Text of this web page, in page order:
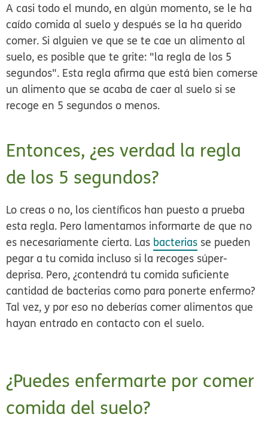
A casi todo el mundo, en algún momento, se le ha
caído comida al suelo y después se la ha querido
comer. Si alguien ve que se te cae un alimento al
suelo, es posible que te grite: "la regla de los 5
segundos". Esta regla afirma que está bien comerse
un alimento que se acaba de caer al suelo si se
recoge en 5 segundos o menos.
Entonces, ¿es verdad la regla
de los 5 segundos?
Lo creas o no, los científicos han puesto a prueba
esta regla. Pero lamentamos informarte de que no
es necesariamente cierta. Las bacterias se pueden
pegar a tu comida incluso si la recoges súper-
deprisa. Pero, ¿contendrá tu comida suficiente
cantidad de bacterias como para ponerte enfermo?
Tal vez, y por eso no deberías comer alimentos que
hayan entrado en contacto con el suelo.
¿Puedes enfermarte por comer
comida del suelo?